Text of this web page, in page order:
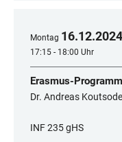
Montag 16.12.2024
17:15 - 18:00 Uhr
Erasmus-Programm
Dr. Andreas
INF 235 gHS